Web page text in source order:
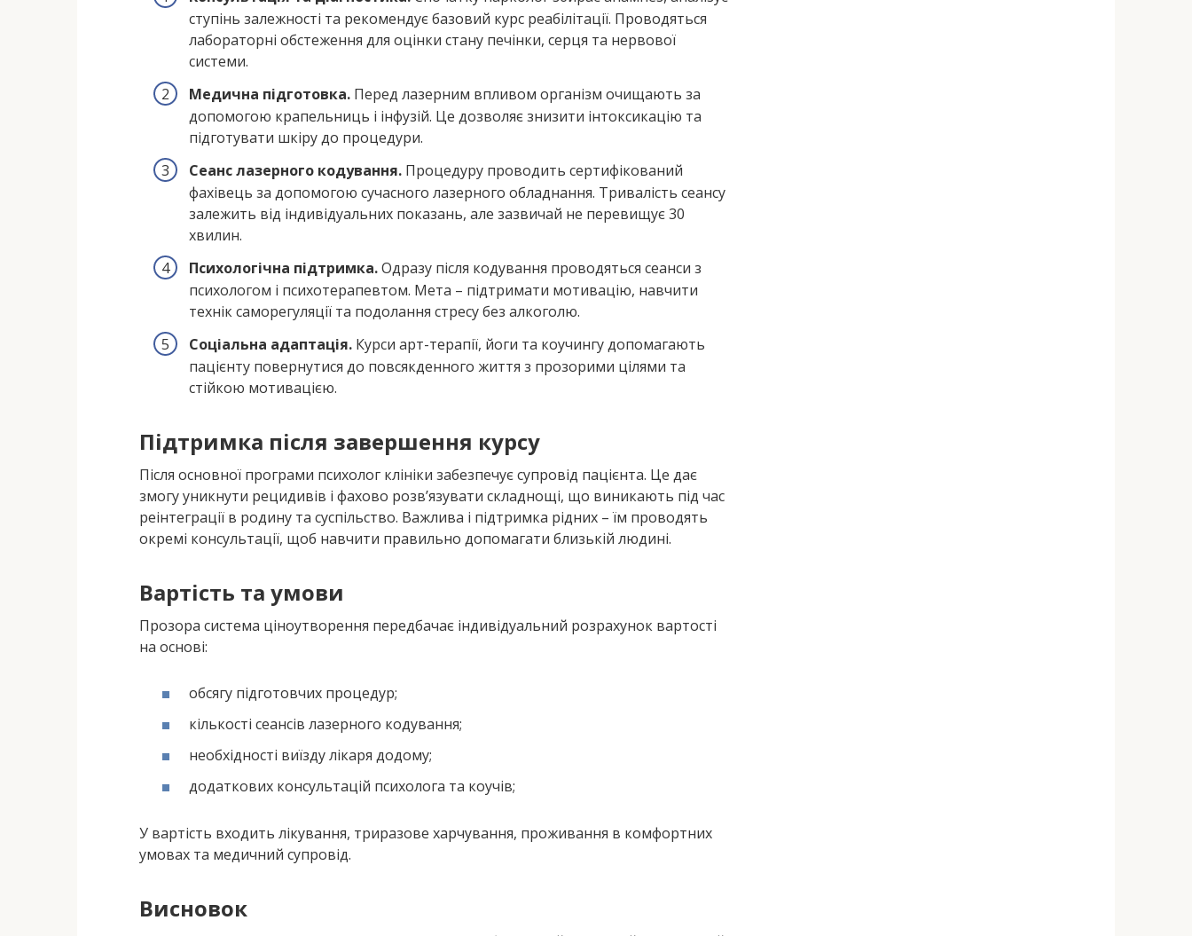
ступінь залежності та рекомендує базовий курс реабілітації. Проводяться
лабораторні обстеження для оцінки стану печінки, серця та нервової
системи.
Медична підготовка. Перед лазерним впливом організм очищають за
допомогою крапельниць і інфузій. Це дозволяє знизити інтоксикацію та
підготувати шкіру до процедури.
Сеанс лазерного кодування. Процедуру проводить сертифікований
фахівець за допомогою сучасного лазерного обладнання. Тривалість сеансу
залежить від індивідуальних показань, але зазвичай не перевищує 30
хвилин.
Психологічна підтримка.Одразу після кодування проводяться сеанси з
психологом і психотерапевтом. Мета – підтримати мотивацію, навчити
технік саморегуляції та подолання стресу без алкоголю.
Соціальна адаптація. Курси арт-терапії, йоги та коучингу допомагають
пацієнту повернутися до повсякденного життя з прозорими цілями та
стійкою мотивацією.
Підтримка після завершення курсу
Після основної програми психолог клініки забезпечує супровід пацієнта. Це дає
змогу уникнути рецидивів і фахово розв’язувати складнощі, що виникають під час
реінтеграції в родину та суспільство. Важлива і підтримка рідних – їм проводять
окремі консультації, щоб навчити правильно допомагати близькій людині.
Вартість та умови
Прозора система ціноутворення передбачає індивідуальний розрахунок вартості
на основі:
обсягу підготовчих процедур;
кількості сеансів лазерного кодування;
необхідності виїзду лікаря додому;
додаткових консультацій психолога та коучів;
У вартість входить лікування, триразове харчування, проживання в комфортних
умовах та медичний супровід.
Висновок